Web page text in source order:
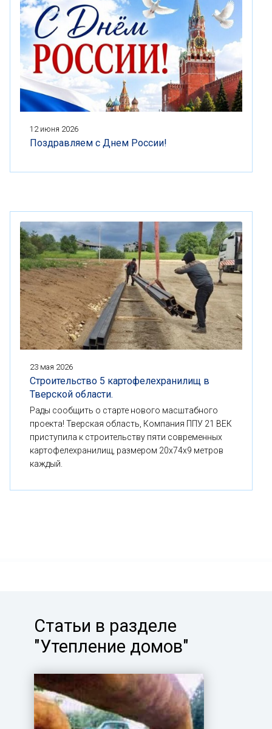
12 июня 2026
Поздравляем с Днем России!
23 мая 2026
Строительство 5 картофелехранилищ в
Тверской области.
Рады сообщить о старте нового масштабного
проекта! Тверская область, Компания ППУ 21 ВЕК
приступила к строительству пяти современных
картофелехранилищ, размером 20x74x9 метров
каждый.
Статьи в разделе
"Утепление домов"